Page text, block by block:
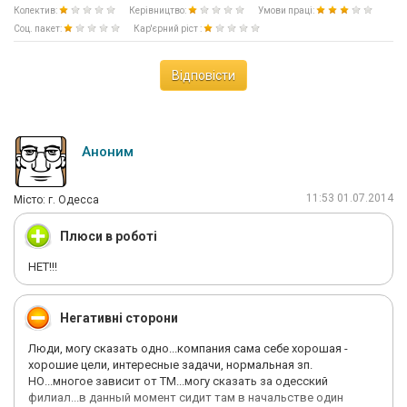
Колектив: Керівництво:
Умови праці:
Соц. пакет:
Кар'єрний ріст :
Відповісти
Аноним
Мiсто: г. Одесса 11:53 01.07.2014
Плюси в роботі
НЕТ!!!
Негативні сторони
Люди, могу сказать одно...компания сама себе хорошая -
хорошие цели, интересные задачи, нормальная зп.
НО...многое зависит от ТМ...могу сказать за одесский
филиал...в данный момент сидит там в начальстве один